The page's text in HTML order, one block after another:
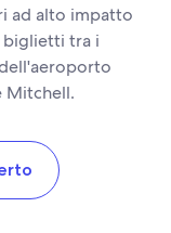
ad alto impatto
biglietti tra i
Mitchell.